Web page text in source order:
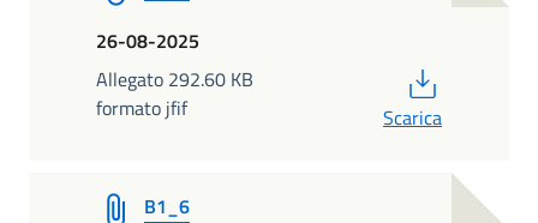
26-08-2025
Allegato 292.60 KB
formato jfif
Scarica
B1_6